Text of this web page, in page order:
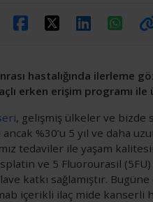
hastalığında ilerleme
erken erişim programı
, gelişmiş ülkeler ve bizde
ancak %30’u 5 yıl ve daha
tedaviler ile yaşam
ve 5 Fluorourasil
katkı sağlamıştır.
içerikli ilaç mide kanserli